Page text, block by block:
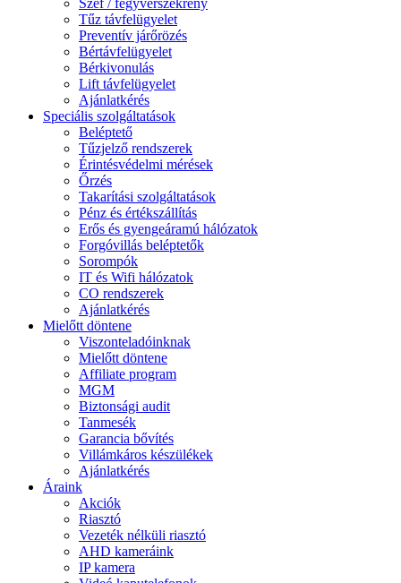
Széf / fegyverszekrény
Tűz távfelügyelet
Preventív járőrözés
Bértávfelügyelet
Bérkivonulás
Lift távfelügyelet
Ajánlatkérés
Speciális szolgáltatások
Beléptető
Tűzjelző rendszerek
Érintésvédelmi mérések
Őrzés
Takarítási szolgáltatások
Pénz és értékszállítás
Erős és gyengeáramú hálózatok
Forgóvillás beléptetők
Sorompók
IT és Wifi hálózatok
CO rendszerek
Ajánlatkérés
Mielőtt döntene
Viszonteladóinknak
Mielőtt döntene
Affiliate program
MGM
Biztonsági audit
Tanmesék
Garancia bővítés
Villámkáros készülékek
Ajánlatkérés
Áraink
Akciók
Riasztó
Vezeték nélküli riasztó
AHD kameráink
IP kamera